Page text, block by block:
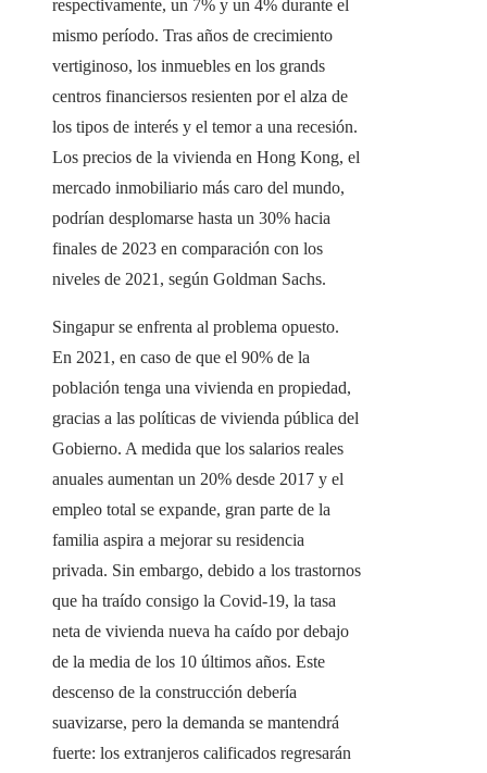
respectivamente, un 7% y un 4% durante el
mismo período. Tras años de crecimiento
vertiginoso, los inmuebles en los grands
centros financiersos resienten por el alza de
los tipos de interés y el temor a una recesión.
Los precios de la vivienda en Hong Kong, el
mercado inmobiliario más caro del mundo,
podrían desplomarse hasta un 30% hacia
finales de 2023 en comparación con los
niveles de 2021, según Goldman Sachs.
Singapur se enfrenta al problema opuesto.
En 2021, en caso de que el 90% de la
población tenga una vivienda en propiedad,
gracias a las políticas de vivienda pública del
Gobierno. A medida que los salarios reales
anuales aumentan un 20% desde 2017 y el
empleo total se expande, gran parte de la
familia aspira a mejorar su residencia
privada. Sin embargo, debido a los trastornos
que ha traído consigo la Covid-19, la tasa
neta de vivienda nueva ha caído por debajo
de la media de los 10 últimos años. Este
descenso de la construcción debería
suavizarse, pero la demanda se mantendrá
fuerte: los extranjeros calificados regresarán